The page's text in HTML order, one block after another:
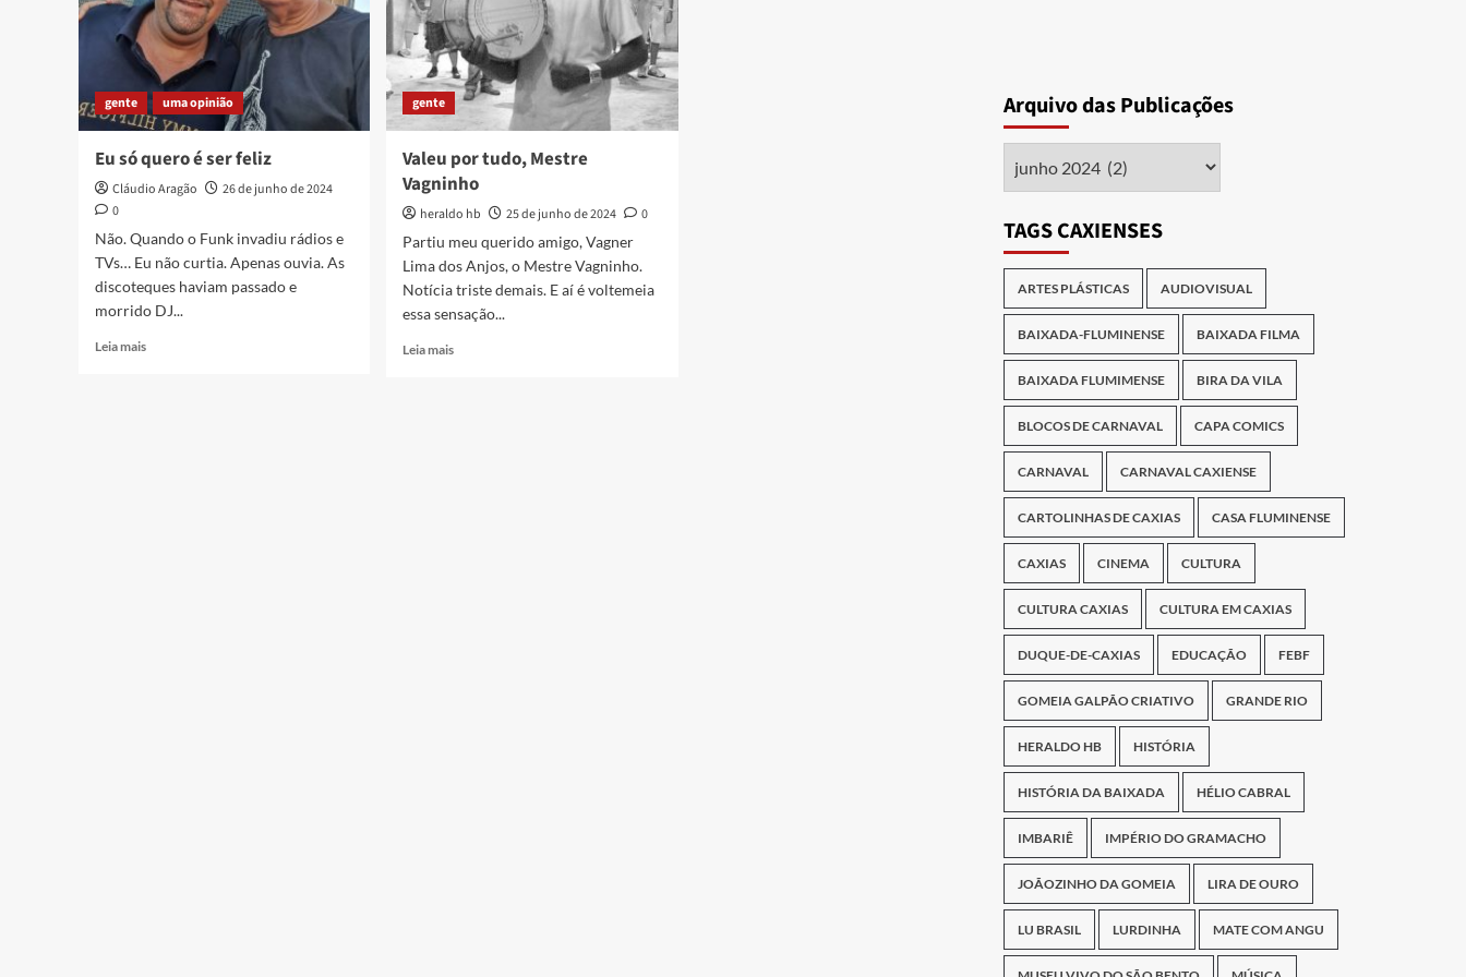
gente uma opinião
Eu só quero é ser feliz
Cláudio Aragão
26 de junho de 2024
0
Não. Quando o Funk invadiu rádios e
TVs… Eu não curtia. Apenas ouvia. As
discoteques haviam passado e
morrido DJ...
Leia maisRead
gente
Valeu por tudo, Mestre
Vagninho
heraldo hb 25 de junho de 2024
0
Partiu meu querido amigo, Vagner
Lima dos Anjos, o Mestre Vagninho.
Notícia triste demais. E aí é voltemeia
essa sensação...
Leia maisRead
Arquivo das Publicações
das
TAGS CAXIENSES
ARTES PLÁSTICAS AUDIOVISUAL
BAIXADA-FLUMINENSE BAIXADA FILMA
BAIXADA FLUMIMENSE BIRA DA VILA
BLOCOS DE CARNAVAL CAPA COMICS
CARNAVAL CARNAVAL CAXIENSE
CARTOLINHAS DE CAXIAS CASA FLUMINENSE
CAXIAS CINEMA CULTURA
CULTURA CAXIAS CULTURA EM CAXIAS
DUQUE-DE-CAXIAS EDUCAÇÃO FEBF
GOMEIA GALPÃO CRIATIVO GRANDE RIO
HERALDO HB HISTÓRIA
HISTÓRIA DA BAIXADA HÉLIO CABRAL
IMBARIÊ IMPÉRIO DO GRAMACHO
JOÃOZINHO DA GOMEIA LIRA DE OURO
LU BRASIL LURDINHA MATE COM ANGU